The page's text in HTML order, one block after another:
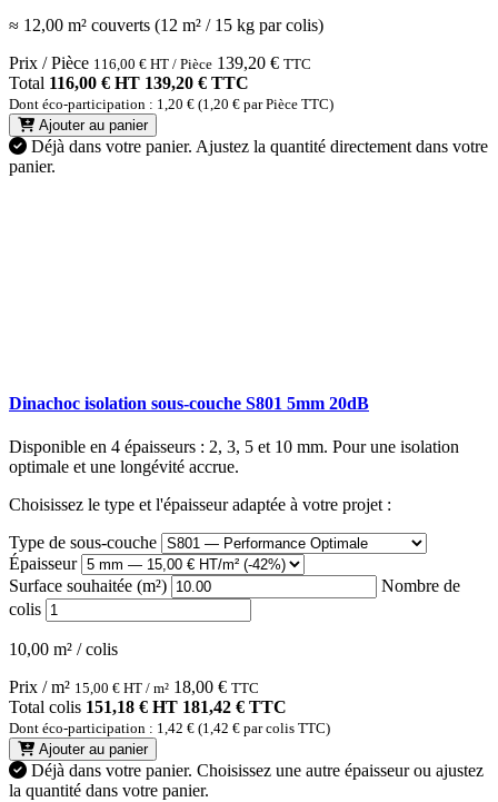
≈ 12,00 m² couverts (12 m² / 15 kg par colis)
Prix / Pièce 116,00 € HT / Pièce 139,20 € TTC
Total 116,00 € HT 139,20 € TTC
Dont éco-participation : 1,20 € (1,20 € par Pièce TTC)
Ajouter au panier
Déjà dans votre panier. Ajustez la quantité directement dans votre
panier.
Dinachoc isolation sous-couche S801 5mm 20dB
Disponible en 4 épaisseurs : 2, 3, 5 et 10 mm. Pour une isolation
optimale et une longévité accrue.
Choisissez le type et l'épaisseur adaptée à votre projet :
Type de sous-couche
Épaisseur
Surface souhaitée (m²)
Nombre de
colis
10,00 m² / colis
Prix / m² 15,00 € HT / m² 18,00 € TTC
Total colis 151,18 € HT 181,42 € TTC
Dont éco-participation : 1,42 € (1,42 € par colis TTC)
Ajouter au panier
Déjà dans votre panier. Choisissez une autre épaisseur ou ajustez
la quantité dans votre panier.